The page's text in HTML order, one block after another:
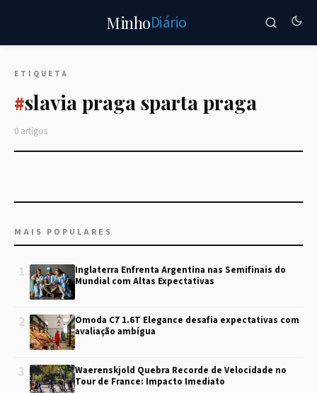
MinhoDiário
ETIQUETA
#slavia praga sparta praga
0 artigos
MAIS POPULARES
1
Inglaterra Enfrenta Argentina nas Semifinais do
Mundial com Altas Expectativas
2
Omoda C7 1.6T Elegance desafia expectativas com
avaliação ambígua
3
Waerenskjold Quebra Recorde de Velocidade no
Tour de France: Impacto Imediato